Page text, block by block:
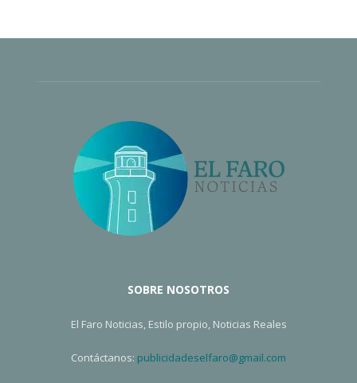
SOBRE NOSOTROS
El Faro Noticias, Estilo propio, Noticias Reales
Contáctanos: publicidadeselfaro@gmail.com